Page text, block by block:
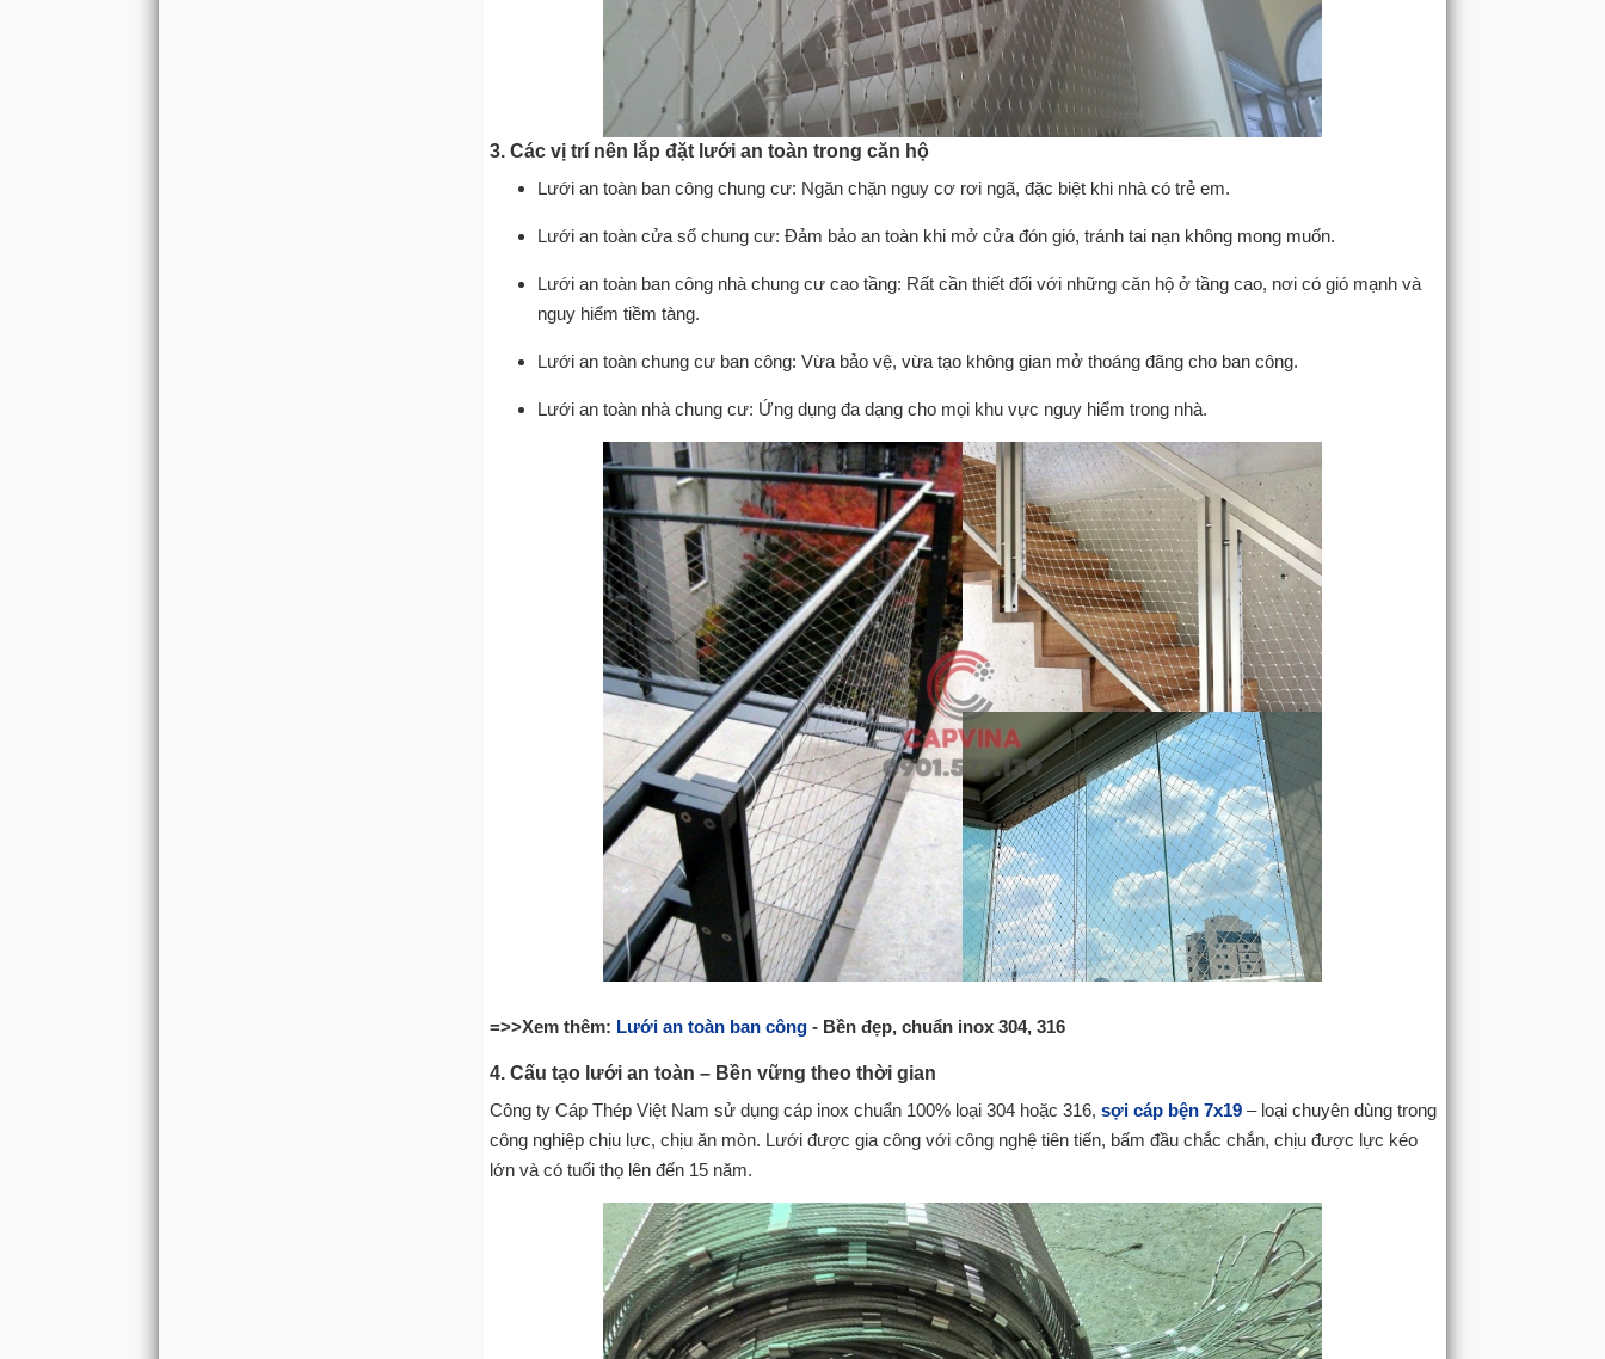
3. Các vị trí nên lắp đặt lưới an toàn trong căn hộ
Lưới an toàn ban công chung cư: Ngăn chặn nguy cơ rơi ngã, đặc biệt khi nhà có trẻ em.
Lưới an toàn cửa sổ chung cư: Đảm bảo an toàn khi mở cửa đón gió, tránh tai nạn không mong muốn.
Lưới an toàn ban công nhà chung cư cao tầng: Rất cần thiết đối với những căn hộ ở tầng cao, nơi có gió mạnh và
nguy hiểm tiềm tàng.
Lưới an toàn chung cư ban công: Vừa bảo vệ, vừa tạo không gian mở thoáng đãng cho ban công.
Lưới an toàn nhà chung cư: Ứng dụng đa dạng cho mọi khu vực nguy hiểm trong nhà.
=>>Xem thêm: Lưới an toàn ban công - Bền đẹp, chuẩn inox 304, 316
4. Cấu tạo lưới an toàn – Bền vững theo thời gian
Công ty Cáp Thép Việt Nam sử dụng cáp inox chuẩn 100% loại 304 hoặc 316, sợi cáp bện 7x19 – loại chuyên dùng trong
công nghiệp chịu lực, chịu ăn mòn. Lưới được gia công với công nghệ tiên tiến, bấm đầu chắc chắn, chịu được lực kéo
lớn và có tuổi thọ lên đến 15 năm.